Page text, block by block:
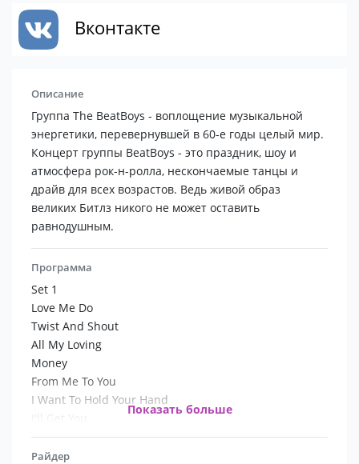
Вконтакте
Описание
Группа The BeatBoys - воплощение музыкальной
энергетики, перевернувшей в 60-е годы целый мир.
Концерт группы BeatBoys - это праздник, шоу и
атмосфера рок-н-ролла, нескончаемые танцы и
драйв для всех возрастов. Ведь живой образ
великих Битлз никого не может оставить
равнодушным.
Программа
Set 1
Love Me Do
Twist And Shout
All My Loving
Money
From Me To You
I Want To Hold Your Hand
I'll Get You
She Loves You
Thank You Girl
Показать больше
Райдер